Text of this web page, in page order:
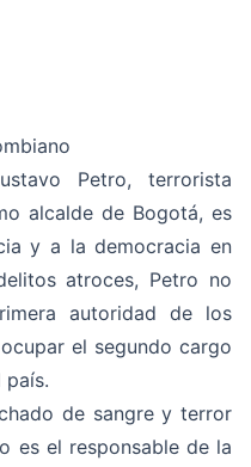
Petro, terrorista
alcalde de Bogotá, es
y a la democracia en
atroces, Petro no
autoridad de los
el segundo cargo
de sangre y terror
es el responsable de la